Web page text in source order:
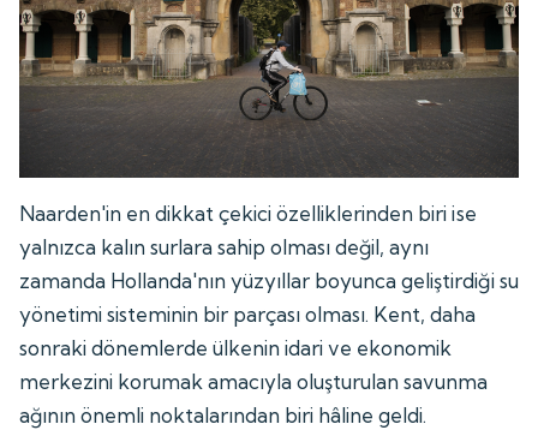
Naarden'in en dikkat çekici özelliklerinden biri ise
yalnızca kalın surlara sahip olması değil, aynı
zamanda Hollanda'nın yüzyıllar boyunca geliştirdiği su
yönetimi sisteminin bir parçası olması. Kent, daha
sonraki dönemlerde ülkenin idari ve ekonomik
merkezini korumak amacıyla oluşturulan savunma
ağının önemli noktalarından biri hâline geldi.